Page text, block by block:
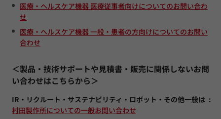
医療・ヘルスケア機器 医療従事者向けについてのお問い合わ
せ
医療・ヘルスケア機器 一般・患者の方向けについてのお問い
合わせ
＜製品・技術サポートや見積書・販売に関係しないお問
い合わせはこちらから＞
IR・リクルート・サステナビリティ・ロボット・その他一般は
村田製作所についての一般お問い合わせ